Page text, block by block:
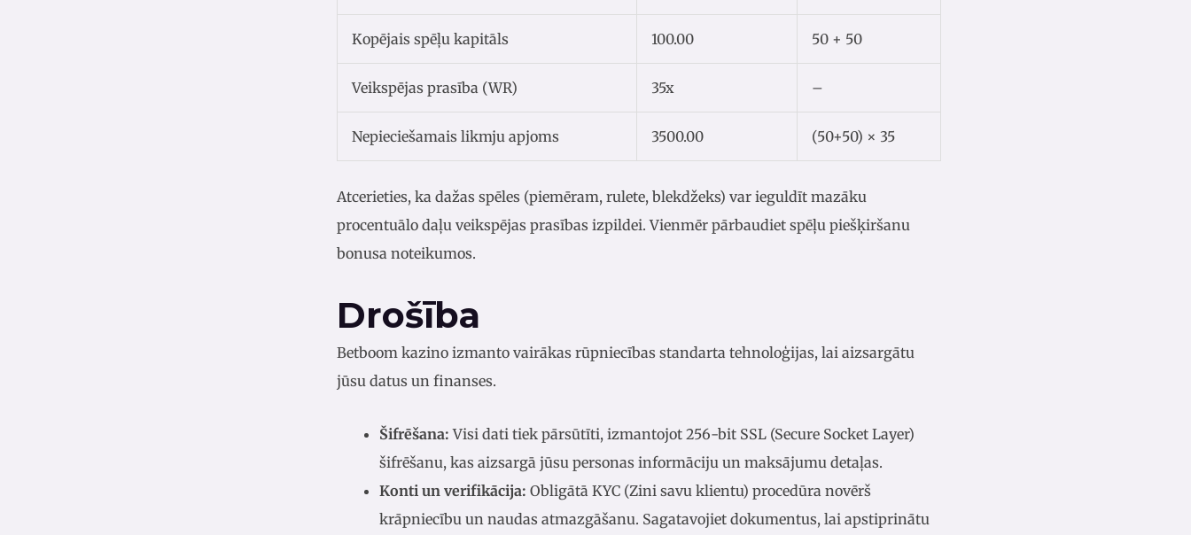
Kopējais spēļu kapitāls 100.00 50 + 50
Veikspējas prasība (WR) 35x –
Nepieciešamais likmju apjoms 3500.00 (50+50) × 35
Atcerieties, ka dažas spēles (piemēram, rulete, blekdžeks) var ieguldīt mazāku
procentuālo daļu veikspējas prasības izpildei. Vienmēr pārbaudiet spēļu piešķiršanu
bonusa noteikumos.
Drošība
Betboom kazino izmanto vairākas rūpniecības standarta tehnoloģijas, lai aizsargātu
jūsu datus un finanses.
Šifrēšana: Visi dati tiek pārsūtīti, izmantojot 256-bit SSL (Secure Socket Layer)
šifrēšanu, kas aizsargā jūsu personas informāciju un maksājumu detaļas.
Konti un verifikācija: Obligātā KYC (Zini savu klientu) procedūra novērš
krāpniecību un naudas atmazgāšanu. Sagatavojiet dokumentus, lai apstiprinātu